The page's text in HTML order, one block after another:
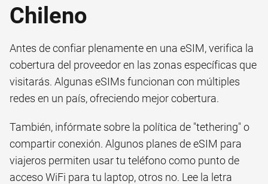
Chileno
Antes de confiar plenamente en una eSIM, verifica la
cobertura del proveedor en las zonas específicas que
visitarás. Algunas eSIMs funcionan con múltiples
redes en un país, ofreciendo mejor cobertura.
También, infórmate sobre la política de "tethering" o
compartir conexión. Algunos planes de eSIM para
viajeros permiten usar tu teléfono como punto de
acceso WiFi para tu laptop, otros no. Lee la letra